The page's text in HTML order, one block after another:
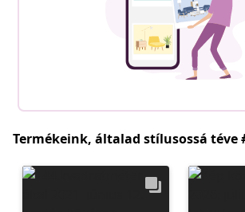
Termékeink, általad stílusossá téve